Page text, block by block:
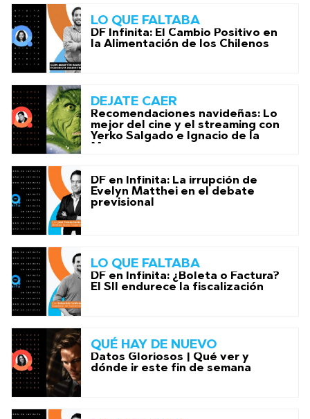
LO QUE FALTABA
DF Infinita: El Cambio Positivo en
la Alimentación de los Chilenos
DEJATE CAER
Recomendaciones navideñas: Lo
mejor del cine y el streaming con
Yerko Salgado e Ignacio de la
DF en Infinita: La irrupción de
Evelyn Matthei en el debate
previsional
LO QUE FALTABA
DF en Infinita: ¿Boleta o Factura?
El SII endurece la fiscalización
QUÉ HAY DE NUEVO
Datos Gloriosos | Qué ver y
dónde ir este fin de semana